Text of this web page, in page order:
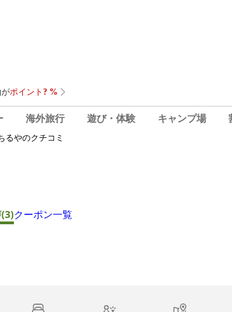
海外旅行 遊び・体験 キャンプ場
るやのクチコミ
(3)クーポン一覧